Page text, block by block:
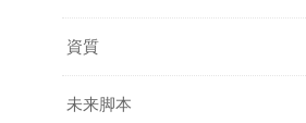
資質
未来脚本